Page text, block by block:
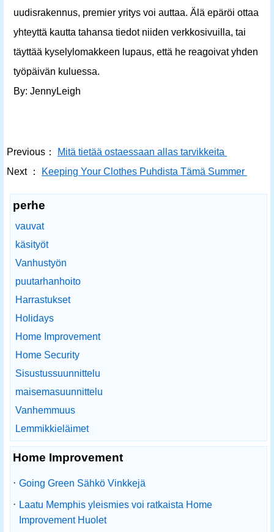
uudisrakennus, premier yritys voi auttaa. Älä epäröi ottaa
yhteyttä kautta tahansa tiedot niiden verkkosivuilla, tai
täyttää kyselylomakkeen lupaus, että he reagoivat yhden
työpäivän kuluessa.
By: JennyLeigh
Previous：
Mitä tietää ostaessaan allas tarvikkeita
Next ：
Keeping Your Clothes Puhdista Tämä Summer
perhe
vauvat
käsityöt
Vanhustyön
puutarhanhoito
Harrastukset
Holidays
Home Improvement
Home Security
Sisustussuunnittelu
maisemasuunnittelu
Vanhemmuus
Lemmikkieläimet
Home Improvement
· Going Green Sähkö Vinkkejä
· Laatu Memphis yleismies voi ratkaista Home
Improvement Huolet